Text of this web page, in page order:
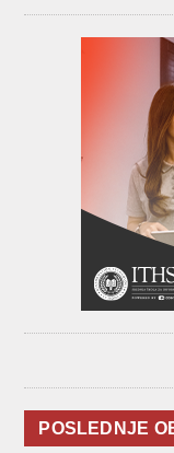
POSLEDNJE